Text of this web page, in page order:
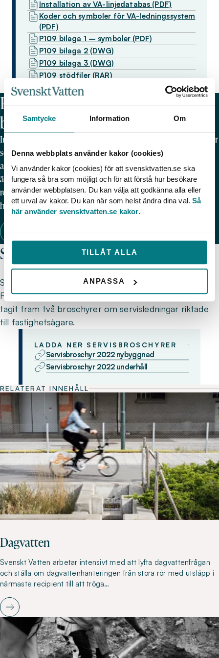
Samtycke Information Om
Denna webbplats använder kakor (cookies)
Vi använder kakor (cookies) för att svensktvatten.se ska
fungera så bra som möjligt och för att förstå hur besökare
använder webbplatsen. Du kan välja att godkänna alla eller
ett urval av kakor. Du kan när som helst ändra dina val.Så
här använder svensktvatten.se kakor.
TILLÅT ALLA
ANPASSA
Installation av VA-linjedatabas (PDF)
Koder och symboler för VA-ledningssystem
(PDF)
P109 bilaga 1 – symboler (PDF)
P109 bilaga 2 (DWG)
P109 bilaga 3 (DWG)
P109 stödfiler (RAR)
Publikationer med
branschriktlinjer
Inom VA-infrastruktur finns närmare ett 30-tal publikationer
som berör hur VA-ledningsnäten ska dimensioneras,
anläggas, skötas och förnyas. Svenskt Vattens publikationer
är nationella branschriktlinjer och har fastställts av
respektive kommitté, i detta fall ”Rörnät och klimat”. Du
hittar publikationerna i Vattenbokhandeln.
VATTENBOKHANDELN
Servisbroschyrer
Svenskt Vatten har tillsammans med Svensk
Försäkring, Säker Vatten och Installatörsföretagen
tagit fram två broschyrer om servisledningar riktade
till fastighetsägare.
LADDA NER SERVISBROSCHYRER
Servisbroschyr 2022 nybyggnad
Servisbroschyr 2022 underhåll
RELATERAT INNEHÅLL
Dagvatten
Svenskt Vatten arbetar intensivt med att lyfta dagvattenfrågan
och ställa om dagvattenhanteringen från stora rör med utsläpp i
närmaste recipient till att tröga…